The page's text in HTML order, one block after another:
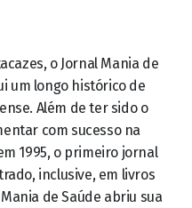
o Jornal Mania de
um longo histórico de
Além de ter sido o
com sucesso na
1995, o primeiro jornal
inclusive, em livros
de Saúde abriu sua